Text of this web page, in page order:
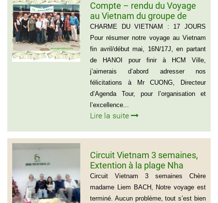
Compte – rendu du Voyage
au Vietnam du groupe de
Madame ANNA BOVO
(Groupe de 21 personnes) –
Français
CHARME DU VIETNAM : 17 JOURS
Pour résumer notre voyage au Vietnam
fin avril/début mai, 16N/17J, en partant
de HANOI pour finir à HCM Ville,
j’aimerais d’abord adresser nos
félicitations à Mr CUONG, Directeur
d’Agenda Tour, pour l’organisation et
l’excellence...
Lire la suite
Circuit Vietnam 3 semaines,
Extention à la plage Nha
Trang, Groupe de Mr Jean-
Pierre KERLING Téléphone en
France: 06 13 01 66 06
Circuit Vietnam 3 semaines Chère
madame Liem BACH, Notre voyage est
terminé. Aucun problème, tout s’est bien